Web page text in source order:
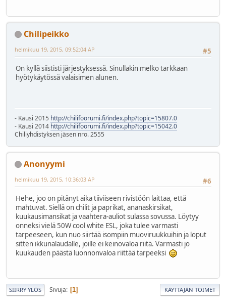
Chilipeikko
#5
helmikuu 19, 2015, 09:52:04 AP
On kyllä siististi järjestyksessä. Sinullakin melko tarkkaan
hyötykäytössä valaisimen alunen.
- Kausi 2015 http://chilifoorumi.fi/index.php?topic=15807.0
- Kausi 2014 http://chilifoorumi.fi/index.php?topic=15042.0
Chiliyhdistyksen jäsen nro. 2555
Anonyymi
#6
helmikuu 19, 2015, 10:36:03 AP
Hehe, joo on pitänyt aika tiiviiseen rivistöön laittaa, että
mahtuvat. Siellä on chilit ja paprikat, ananaskirsikat,
kuukausimansikat ja vaahtera-auliot sulassa sovussa. Löytyy
onneksi vielä 50W cool white ESL, joka tulee varmasti
tarpeeseen, kun nuo siirtää isompiin muoviruukkuihin ja loput
sitten ikkunalaudalle, joille ei keinovaloa riitä. Varmasti jo
kuukauden päästä luonnonvaloa riittää tarpeeksi
SIIRRY YLÖS Sivuja 1 KÄYTTÄJÄN TOIMET